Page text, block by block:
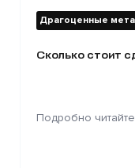
Драгоценные
Сколько стоит
Подробно